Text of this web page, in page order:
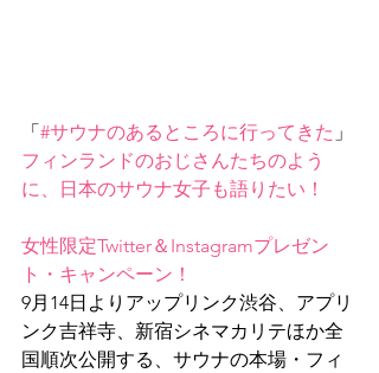
「 #サウナのあるところに行ってきた 」
フィンランドのおじさんたちのよう
に、日本のサウナ女子も語りたい！
女性限定Twitter＆Instagramプレゼン
ト・キャンペーン！
9月14日よりアップリンク渋谷、アプリ
ンク吉祥寺、新宿シネマカリテほか全
国順次公開する、サウナの本場・フィ